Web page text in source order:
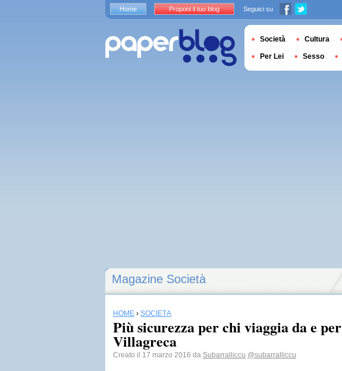
Magazine Società
HOME › SOCIETÀ
Più sicurezza per chi viaggia da e per
Villagreca
Creato il 17 marzo 2016 da Subarralliccu @subarralliccu
Home Proponi il tuo blog Seguici su
Società Cultura
Per Lei Sesso